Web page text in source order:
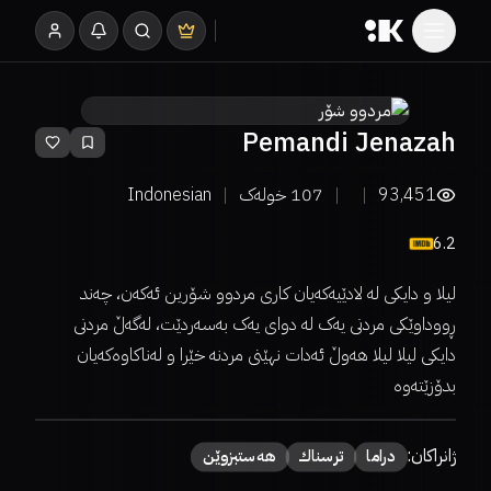
Pemandi Jenazah
93,451
107 خولەک Indonesian
6.2
لیلا و دایکی لە لادێیەکەیان کاری مردوو شۆرین ئەکەن، چەند
ڕووداوێکی مردنی یەک لە دوای یەک بەسەردێت، لەگەڵ مردنی
دایکی لیلا لیلا هەوڵ ئەدات نهێنی مردنە خێرا و لەناکاوەکەیان
بدۆزێتەوە
ژانراکان: دراما ترسناك هەستبزوێن